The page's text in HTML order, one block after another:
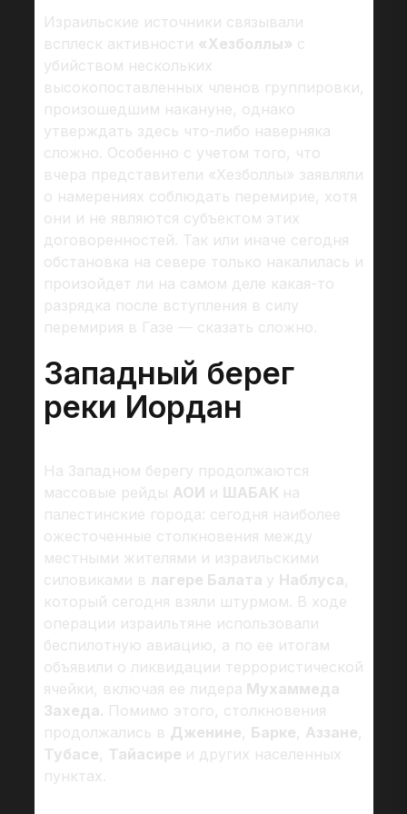
Израильские источники связывали
всплеск активности «Хезболлы» с
убийством нескольких
высокопоставленных членов группировки,
произошедшим накануне, однако
утверждать здесь что-либо наверняка
сложно. Особенно с учетом того, что
вчера представители «Хезболлы» заявляли
о намерениях соблюдать перемирие, хотя
они и не являются субъектом этих
договоренностей. Так или иначе сегодня
обстановка на севере только накалилась и
произойдет ли на самом деле какая-то
разрядка после вступления в силу
перемирия в Газе — сказать сложно.
Западный берег
реки Иордан
На Западном берегу продолжаются
массовые рейды АОИ и ШАБАК на
палестинские города: сегодня наиболее
ожесточенные столкновения между
местными жителями и израильскими
силовиками в лагере Балата у Наблуса,
который сегодня взяли штурмом. В ходе
операции израильтяне использовали
беспилотную авиацию, а по ее итогам
объявили о ликвидации террористической
ячейки, включая ее лидера Мухаммеда
Захеда. Помимо этого, столкновения
продолжались в Дженине, Барке, Аззане,
Тубасе, Тайасире и других населенных
пунктах.